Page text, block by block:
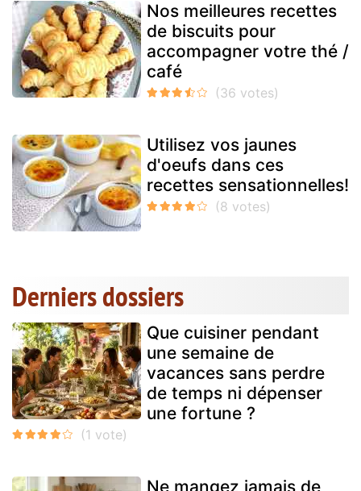
Nos meilleures recettes
de biscuits pour
accompagner votre thé /
café
Utilisez vos jaunes
d'oeufs dans ces
recettes sensationnelles!
Derniers dossiers
Que cuisiner pendant
une semaine de
vacances sans perdre
de temps ni dépenser
une fortune ?
Ne mangez jamais de